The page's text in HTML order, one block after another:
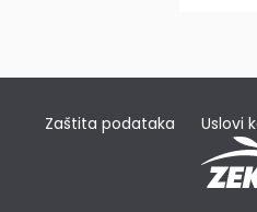
Zaštita podataka Uslovi